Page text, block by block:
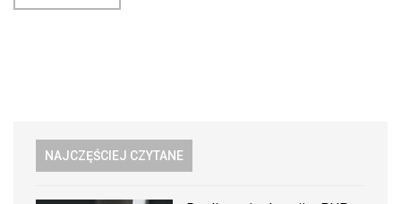
NAJCZĘŚCIEJ CZYTANE